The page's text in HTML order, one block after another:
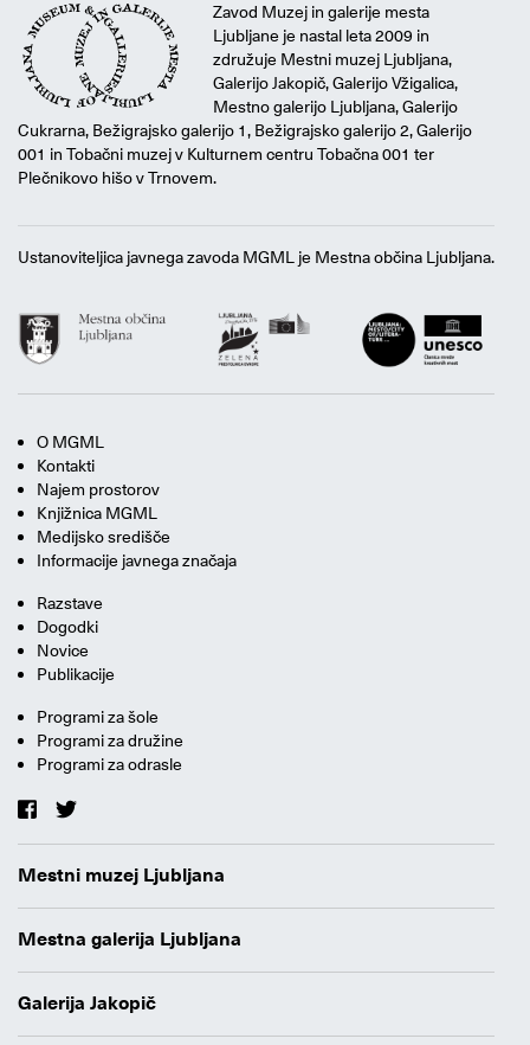
Zavod Muzej in galerije mesta
Ljubljane je nastal leta 2009 in
združuje Mestni muzej Ljubljana,
Galerijo Jakopič, Galerijo Vžigalica,
Mestno galerijo Ljubljana, Galerijo
Cukrarna, Bežigrajsko galerijo 1, Bežigrajsko galerijo 2, Galerijo
001 in Tobačni muzej v Kulturnem centru Tobačna 001 ter
Plečnikovo hišo v Trnovem.
Ustanoviteljica javnega zavoda MGML je Mestna občina Ljubljana.
O MGML
Kontakti
Najem prostorov
Knjižnica MGML
Medijsko središče
Informacije javnega značaja
Razstave
Dogodki
Novice
Publikacije
Programi za šole
Programi za družine
Programi za odrasle
Mestni muzej Ljubljana
Mestna galerija Ljubljana
Galerija Jakopič